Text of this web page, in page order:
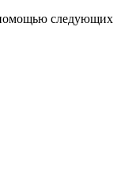
следующих